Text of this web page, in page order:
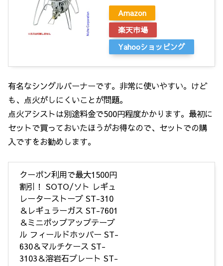
Amazon
楽天市場
Yahooショッピング
有名なシングルバーナーです。非常に使いやすい。けど
も、点火がしにくいことが問題。
点火アシストは別途料金で500円程度かかります。最初に
セットで買っておいたほうがお得なので、セットでの購
入ですをお勧めします。
クーポン利用で最大1500円
割引！ SOTO/ソト レギュ
レーターストーブ ST-310
＆レギュラーガス ST-7601
＆ミニポップアップテーブ
ル フィールドホッパー ST-
630＆マルチケース ST-
3103＆溶岩石プレート ST-